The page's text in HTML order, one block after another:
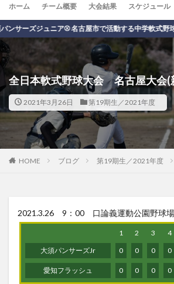
ホーム チーム概要 大会結果 スケジュール
ジュニア⚾️ 名古屋市で活動する中学軟式野球クラブ
全日本軟式野球大会 名古屋大会(
2021年3月26日 第19期生／2021年度
HOME ブログ 第19期生／2021年度
2021.3.26 9：00 口論義運動公園野球場
1 2 3 4
大須パンサーズJr
0 0 0 0
愛知フラッシュ 0 0 0 0